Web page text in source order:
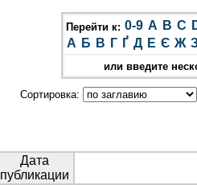
Перейти к: 0-9 A B C
А Б В Г Ґ Д Е Є Ж
или введите
Сортировка:
Дата
публикации